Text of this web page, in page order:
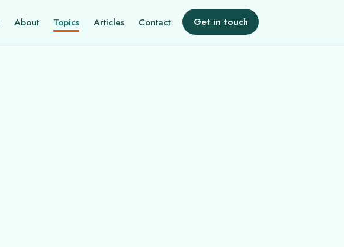
About Topics Articles Contact Get in touch